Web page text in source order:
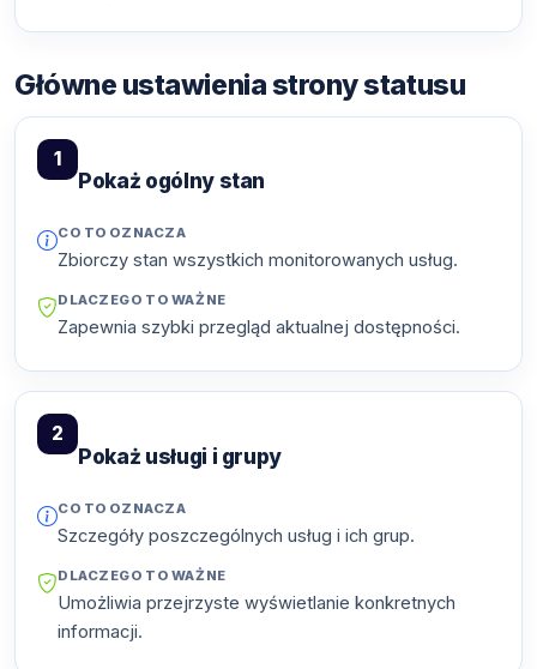
Główne ustawienia strony statusu
1
Pokaż ogólny stan
CO TO OZNACZA
Zbiorczy stan wszystkich monitorowanych usług.
DLACZEGO TO WAŻNE
Zapewnia szybki przegląd aktualnej dostępności.
2
Pokaż usługi i grupy
CO TO OZNACZA
Szczegóły poszczególnych usług i ich grup.
DLACZEGO TO WAŻNE
Umożliwia przejrzyste wyświetlanie konkretnych
informacji.